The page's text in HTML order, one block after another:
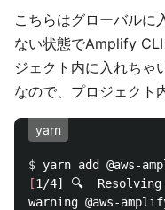
こちらはグローバルに
ない状態でAmplify
ジェクト内に入れちゃ
なので、プロジェクト
yarn
$
[1/4] 🔍  Resolving
warning @aws-